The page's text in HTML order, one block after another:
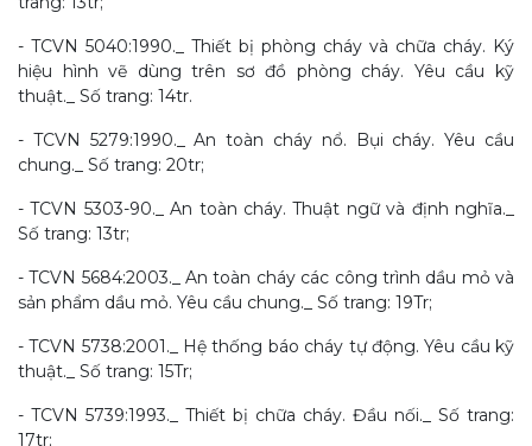
- TCVN 5040:1990._ Thiết bị phòng cháy và chữa cháy. Ký
hiệu hình vẽ dùng trên sơ đồ phòng cháy. Yêu cầu kỹ
thuật._ Số trang: 14tr.
- TCVN 5279:1990._ An toàn cháy nổ. Bụi cháy. Yêu cầu
chung._ Số trang: 20tr;
- TCVN 5303-90._ An toàn cháy. Thuật ngữ và định nghĩa._
Số trang: 13tr;
- TCVN 5684:2003._ An toàn cháy các công trình dầu mỏ và
sản phẩm dầu mỏ. Yêu cầu chung._ Số trang: 19Tr;
- TCVN 5738:2001._ Hệ thống báo cháy tự động. Yêu cầu kỹ
thuật._ Số trang: 15Tr;
- TCVN 5739:1993._ Thiết bị chữa cháy. Đầu nối._ Số trang:
17tr;